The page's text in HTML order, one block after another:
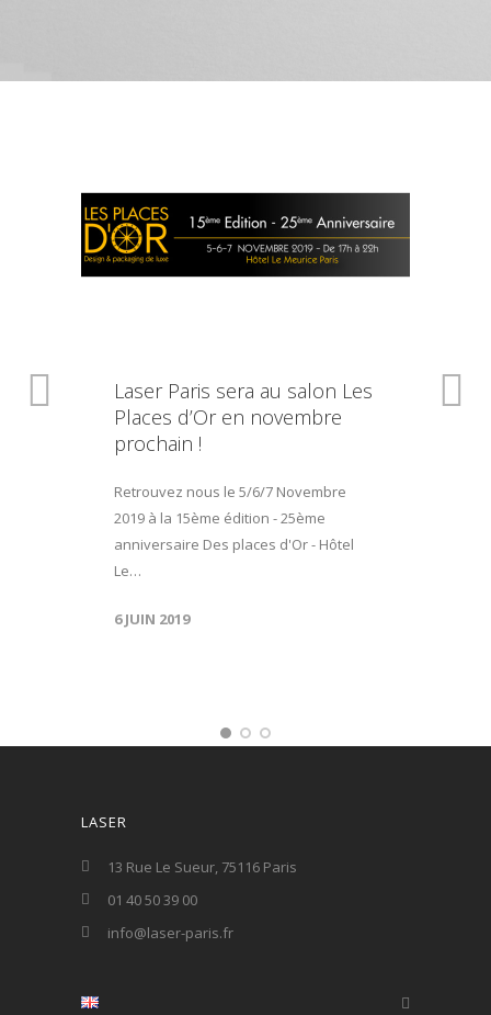
Laser Paris sera au salon Les
Places d’Or en novembre
prochain !
Retrouvez nous le 5/6/7 Novembre
2019 à la 15ème édition - 25ème
anniversaire Des places d'Or - Hôtel
Le…
6 JUIN 2019
LASER
13 Rue Le Sueur, 75116 Paris
01 40 50 39 00
info@laser-paris.fr